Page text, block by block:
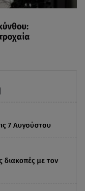
7 Αυγούστου
διακοπές με τον